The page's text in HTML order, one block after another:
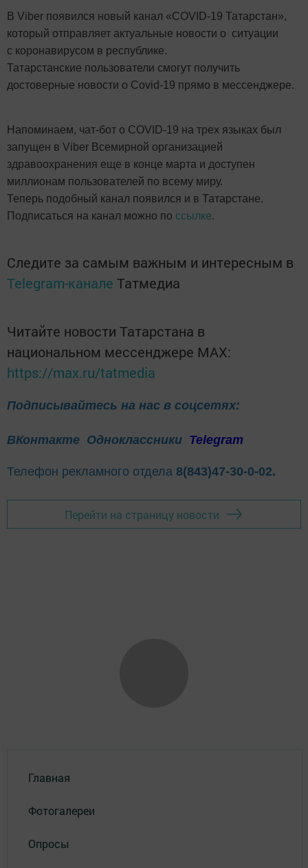
В Viber появился новый канал «COVID-19 Татарстан»,
который отправляет актуальные новости о ситуации
с коронавирусом в республике.
Татарстанские пользователи смогут получить
достоверные новости о Covid-19 прямо в мессенджере.
Напоминаем, чат-бот о COVID-19 на трех языках был
запущен в Viber Всемирной организацией
здравоохранения еще в конце марта и доступен
миллионам пользователей по всему миру.
Теперь подобный канал появился и в Татарстане.
Подписаться на канал можно по ссылке.
Следите за самым важным и интересным в
Telegram-канале Татмедиа
Читайте новости Татарстана в
национальном мессенджере MАХ:
https://max.ru/tatmedia
Подписывайтесь на нас в соцсетях:
ВКонтакте Одноклассники Telegram
Телефон рекламного отдела 8(843)47-30-0-02.
Перейти на страницу новости
Главная
Фотогалереи
Опросы